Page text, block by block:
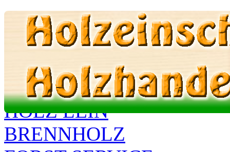
Holz Lein -
TEL 0173 99 87 586
HOLZ LEIN
BRENNHOLZ